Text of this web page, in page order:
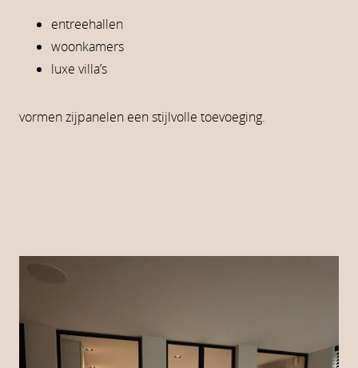
entreehallen
woonkamers
luxe villa’s
vormen zijpanelen een stijlvolle toevoeging.